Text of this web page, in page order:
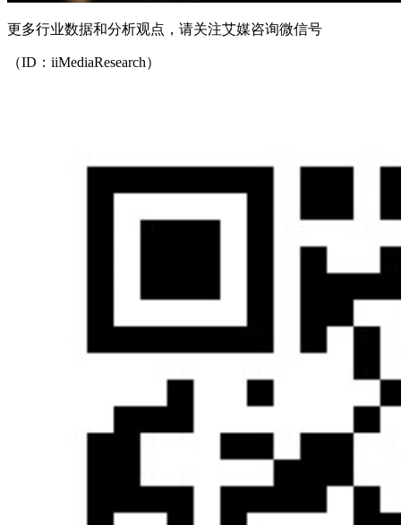
更多行业数据和分析观点，请关注艾媒咨询微信号
（ID：iiMediaResearch）